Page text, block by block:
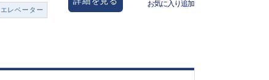
エレベーター
お気に入り追加